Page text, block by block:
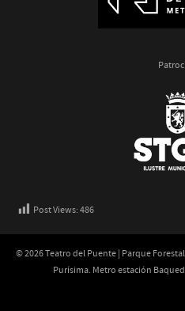
Post Views:486
© 2026 Teatro del Puente | Parque
Purísima. Metro estación